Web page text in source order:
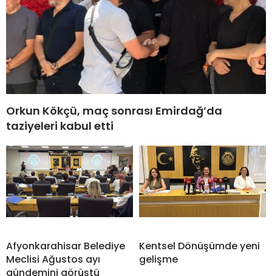
Orkun Kökçü, maç sonrası Emirdağ’da
taziyeleri kabul etti
Afyonkarahisar Belediye
Meclisi Ağustos ayı
gündemini görüştü
Kentsel Dönüşümde yeni
gelişme